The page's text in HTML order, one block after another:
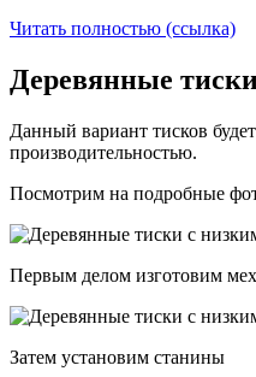
Читать полностью (ссылка)
Деревянные
Данный вариант тисков
производительностью.
Посмотрим на подробные
Первым делом изготовим
Затем установим станины